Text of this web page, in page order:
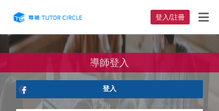
登入/註冊
導師登入
登入